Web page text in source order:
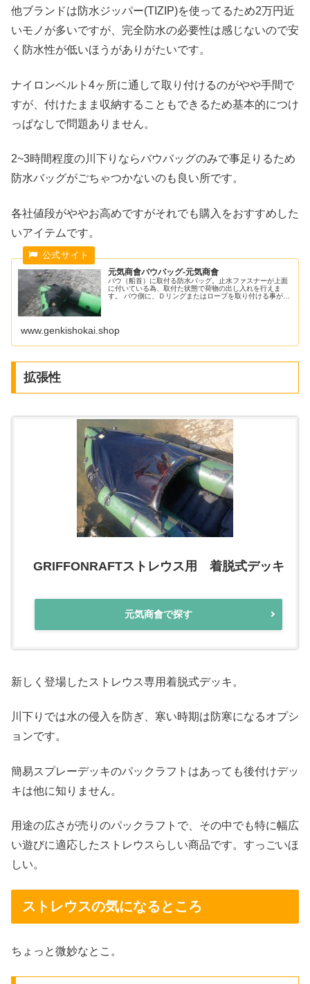
他ブランドは防水ジッパー(TIZIP)を使ってるため2万円近
いモノが多いですが、完全防水の必要性は感じないので安
く防水性が低いほうがありがたいです。
ナイロンベルト4ヶ所に通して取り付けるのがやや手間で
すが、付けたまま収納することもできるため基本的につけ
っぱなしで問題ありません。
2~3時間程度の川下りならバウバッグのみで事足りるため
防水バッグがごちゃつかないのも良い所です。
各社値段がややお高めですがそれでも購入をおすすめした
いアイテムです。
元気商會バウバッグ-元気商會
バウ（船首）に取付る防水バッグ。止水ファスナーが上面
に付いている為、取付た状態で荷物の出し入れを行えま
す。 バウ側に、Ｄリングまたはロープを取り付ける事が出
www.genkishokai.shop
拡張性
GRIFFONRAFTストレウス用 着脱式デッキ
元気商會で探す
新しく登場したストレウス専用着脱式デッキ。
川下りでは水の侵入を防ぎ、寒い時期は防寒になるオプシ
ョンです。
簡易スプレーデッキのパックラフトはあっても後付けデッ
キは他に知りません。
用途の広さが売りのパックラフトで、その中でも特に幅広
い遊びに適応したストレウスらしい商品です。すっごいほ
しい。
ストレウスの気になるところ
ちょっと微妙なとこ。